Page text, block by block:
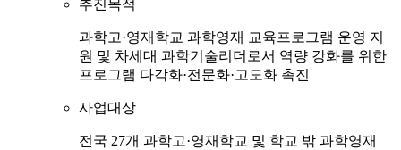
추진목적
과학고·영재학교 과학영재 교육프로그램 운영 지
원 및 차세대 과학기술리더로서 역량 강화를 위한
프로그램 다각화·전문화·고도화 촉진
사업대상
전국 27개 과학고·영재학교 및 학교 밖 과학영재